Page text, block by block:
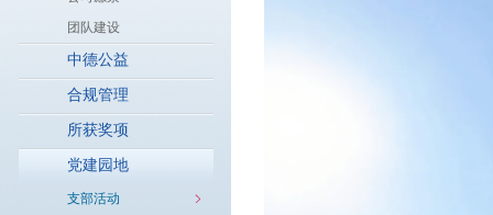
团队建设
中德公益
合规管理
所获奖项
党建园地
支部活动